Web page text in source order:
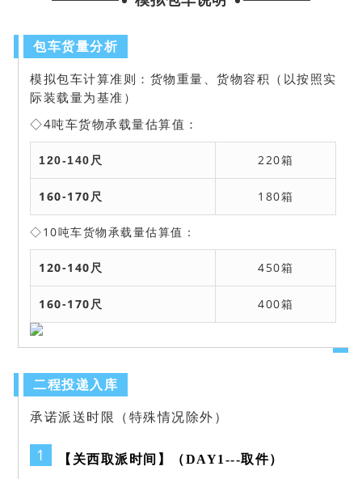
包车货量分析
模拟包车计算准则：货物重量、货物容积（以按照实
际装载量为基准）
◇4吨车货物承载量估算值：
120-140尺 220箱
160-170尺 180箱
◇10吨车货物承载量估算值：
120-140尺 450箱
160-170尺 400箱
二程投递入库
承诺派送时限（特殊情况除外）
1 【关西取派时间】 （DAY1---取件）